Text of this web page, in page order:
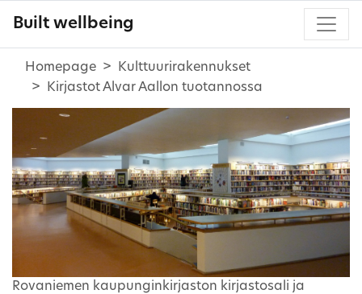
Built wellbeing
Homepage
Kulttuurirakennukset
Kirjastot Alvar Aallon tuotannossa
Rovaniemen kaupunginkirjaston kirjastosali ja